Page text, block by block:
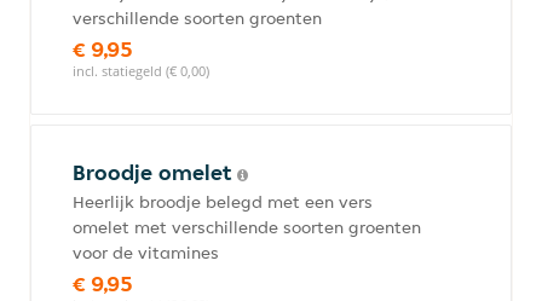
verschillende soorten groenten
€ 9,95
incl. statiegeld (€ 0,00)
Broodje omelet
Heerlijk broodje belegd met een vers
omelet met verschillende soorten groenten
voor de vitamines
€ 9,95